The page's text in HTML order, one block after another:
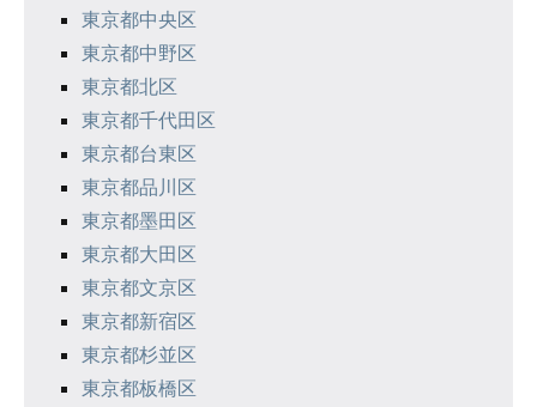
東京都中央区
東京都中野区
東京都北区
東京都千代田区
東京都台東区
東京都品川区
東京都墨田区
東京都大田区
東京都文京区
東京都新宿区
東京都杉並区
東京都板橋区